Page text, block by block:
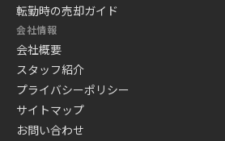
転勤時の売却ガイド
会社情報
会社概要
スタッフ紹介
プライバシーポリシー
サイトマップ
お問い合わせ